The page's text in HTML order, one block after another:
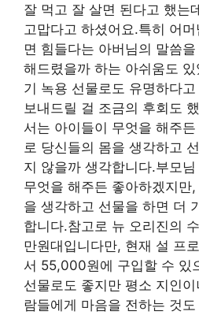
잘 먹고 잘 살면 된다고 했는
고맙다고 하셨어요.특히 어
면 힘들다는 아버님의 말씀
해드렸을까 하는 아쉬움도
기 녹용 선물로도 유명하다
보내드릴 걸 조금의 후회도
서는 아이들이 무엇을 해주
로 당신들의 몸을 생각하고
지 않을까 생각합니다.부모
무엇을 해주든 좋아하겠지만
을 생각하고 선물을 하면 더
합니다.참고로 뉴 오리진의
만원대입니다만, 현재 설 프
서 55,000원에 구입할 수 있
선물로도 좋지만 평소 지인
람들에게 마음을 전하는 것